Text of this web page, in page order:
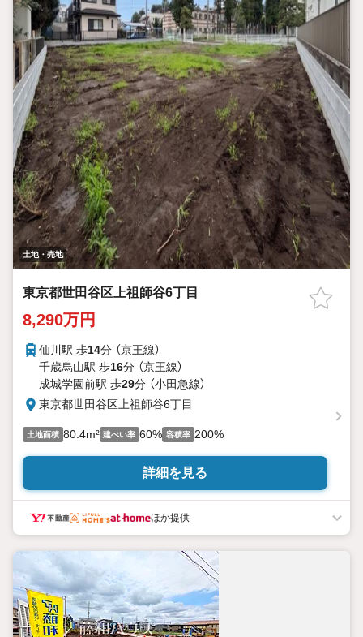
土地・売地
東京都世田谷区上祖師谷6丁目
8,290万円
仙川駅 歩14分 （京王線）
千歳烏山駅 歩16分 （京王線）
成城学園前駅 歩29分 （小田急線）
東京都世田谷区上祖師谷6丁目
土地面積 80.4m² 建ぺい率 60% 容積率 200%
詳細を見る
ほか提供